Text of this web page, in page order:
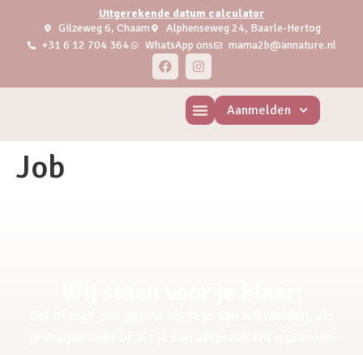
Uitgerekende datum calculator
Gilzeweg 6, Chaam
Alphenseweg 24, Baarle-Hertog
+31 6 12 704 364
WhatsApp ons mama2b@annature.nl
Aanmelden
Job